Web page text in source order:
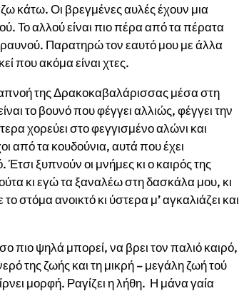
κάτω. Οι βρεγμένες αυλές έχουν μια
Το αλλού είναι πιο πέρα από τα πέρατα
Παρατηρώ τον εαυτό μου με άλλα
που ακόμα είναι χτες.
της Δρακοκαβαλάρισσας μέσα στη
το βουνό που φέγγει αλλιώς, φέγγει την
χορεύει στο φεγγισμένο αλώνι και
από τα κουδούνια, αυτά που έχει
ξυπνούν οι μνήμες κι ο καιρός της
κι εγώ τα ξαναλέω στη δασκάλα μου, κι
στόμα ανοικτό κι ύστερα μ’ αγκαλιάζει και
πιο ψηλά μπορεί, να βρει τον παλιό καιρό,
της ζωής και τη μικρή – μεγάλη ζωή τού
μορφή. Ραγίζει η λήθη. Η μάνα γαία